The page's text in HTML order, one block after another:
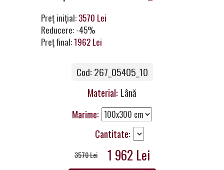
Preț inițial: 3570 Lei
Reducere: -45%
Preț final:1962 Lei
Cod: 267_05405_10
Material: Lână
Marime:
Cantitate:
3570 Lei 1 962 Lei